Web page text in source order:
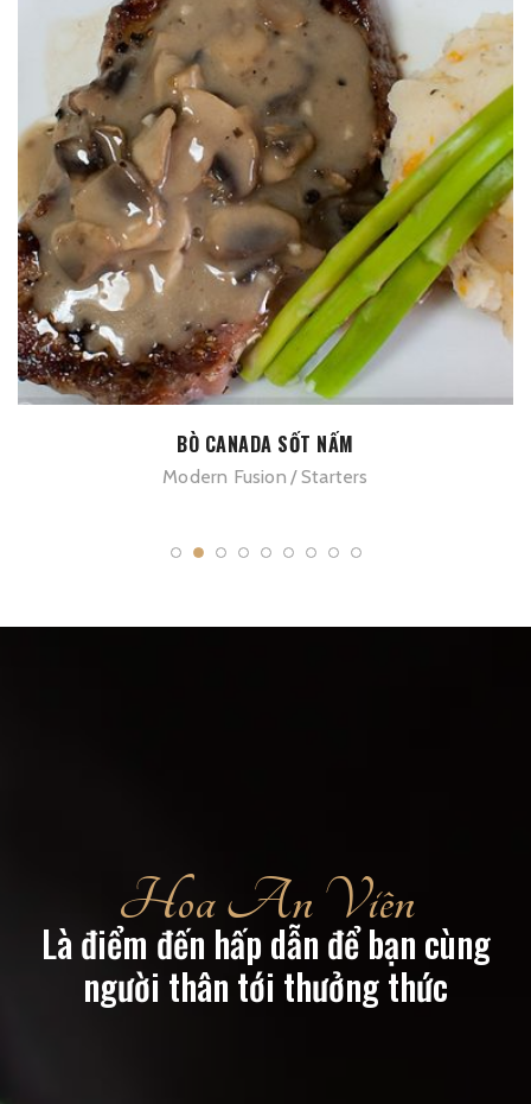
BÒ CANADA SỐT NẤM
Modern Fusion Starters
Hoa An Viên
Là điểm đến hấp dẫn để bạn cùng
người thân tới thưởng thức